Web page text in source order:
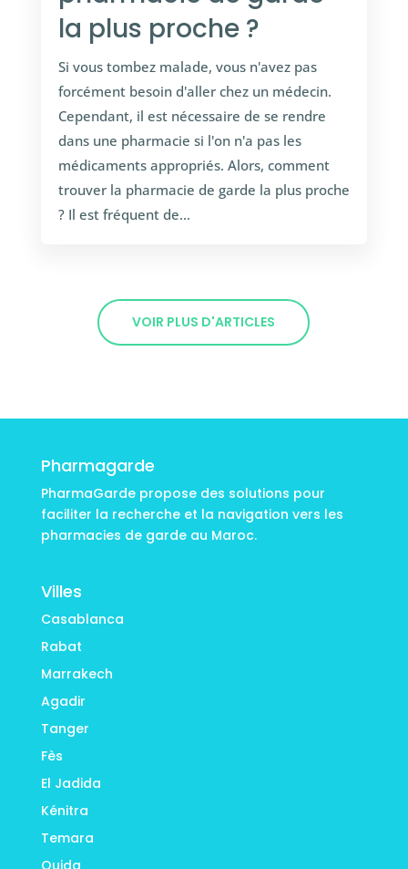
la plus proche ?
Si vous tombez malade, vous n'avez pas
forcément besoin d'aller chez un médecin.
Cependant, il est nécessaire de se rendre
dans une pharmacie si l'on n'a pas les
médicaments appropriés. Alors, comment
trouver la pharmacie de garde la plus proche
? Il est fréquent de...
VOIR PLUS D'ARTICLES
Pharmagarde
PharmaGarde propose des solutions pour
faciliter la recherche et la navigation vers les
pharmacies de garde au Maroc.
Villes
Casablanca
Rabat
Marrakech
Agadir
Tanger
Fès
El Jadida
Kénitra
Temara
Oujda